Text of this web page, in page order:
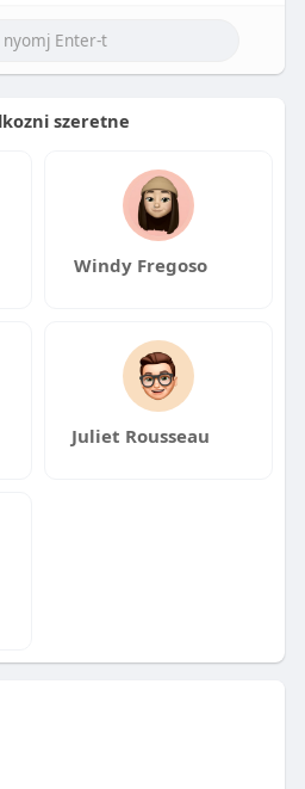
szeretne
Windy Fregoso
Juliet Rousseau